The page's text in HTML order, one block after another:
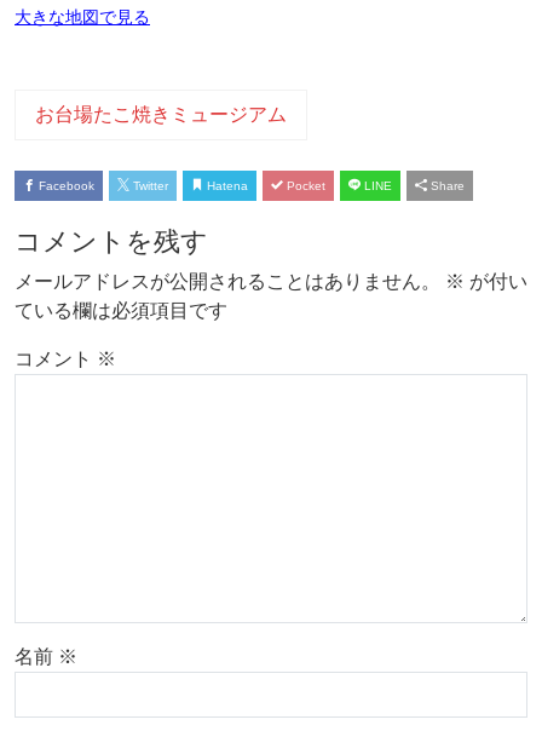
大きな地図で見る
お台場たこ焼きミュージアム
Facebook Twitter Hatena Pocket LINE Share
コメントを残す
メールアドレスが公開されることはありません。 ※ が付い
ている欄は必須項目です
コメント ※
名前 ※